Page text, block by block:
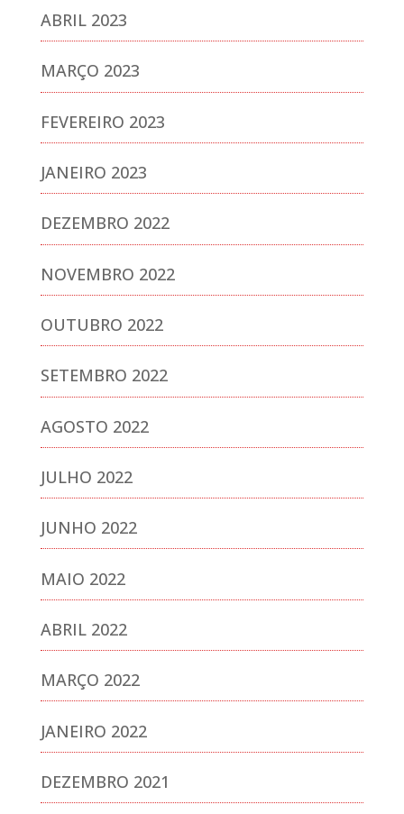
ABRIL 2023
MARÇO 2023
FEVEREIRO 2023
JANEIRO 2023
DEZEMBRO 2022
NOVEMBRO 2022
OUTUBRO 2022
SETEMBRO 2022
AGOSTO 2022
JULHO 2022
JUNHO 2022
MAIO 2022
ABRIL 2022
MARÇO 2022
JANEIRO 2022
DEZEMBRO 2021